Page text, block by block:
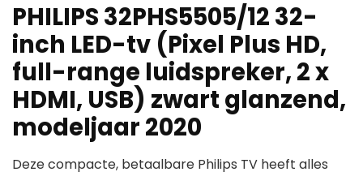
PHILIPS 32PHS5505/12 32-
inch LED-tv (Pixel Plus HD,
full-range luidspreker, 2 x
HDMI, USB) zwart glanzend,
modeljaar 2020
Deze compacte, betaalbare Philips TV heeft alles